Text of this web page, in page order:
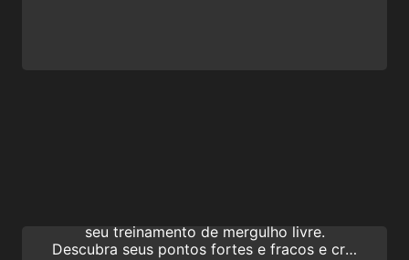
seu treinamento de mergulho livre.
Descubra seus pontos fortes e fracos e crie